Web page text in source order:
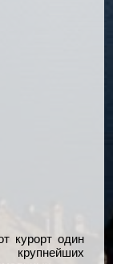
курорт один
крупнейших